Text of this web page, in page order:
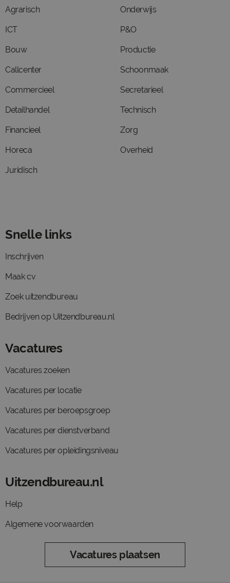
Agrarisch
ICT
Bouw
Callcenter
Commercieel
Detailhandel
Financieel
Horeca
Juridisch
Onderwijs
P&O
Productie
Schoonmaak
Secretarieel
Technisch
Zorg
Overheid
Snelle links
Inschrijven
Maak cv
Zoek uitzendbureau
Bedrijven op Uitzendbureau.nl
Vacatures
Vacatures zoeken
Vacatures per locatie
Vacatures per beroepsgroep
Vacatures per dienstverband
Vacatures per opleidingsniveau
Uitzendbureau.nl
Help
Algemene voorwaarden
Vacatures plaatsen